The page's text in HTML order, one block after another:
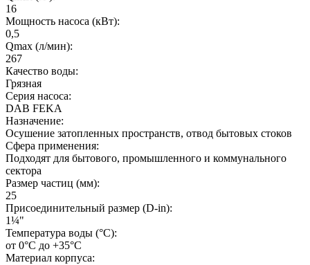
16
Мощность насоса (кВт):
0,5
Qmax (л/мин):
267
Качество воды:
Грязная
Серия насоса:
DAB FEKA
Назначение:
Осушение затопленных пространств, отвод бытовых стоков
Сфера применения:
Подходят для бытового, промышленного и коммунального
сектора
Размер частиц (мм):
25
Присоединительный размер (D-in):
1¼"
Температура воды (°C):
от 0°С до +35°С
Материал корпуса: